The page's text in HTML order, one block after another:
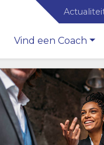
Vind een Coach